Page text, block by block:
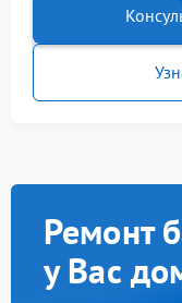
Ремонт
у Вас